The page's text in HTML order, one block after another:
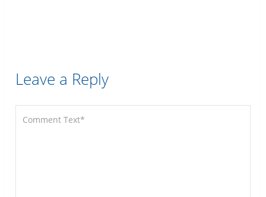
Leave a Reply